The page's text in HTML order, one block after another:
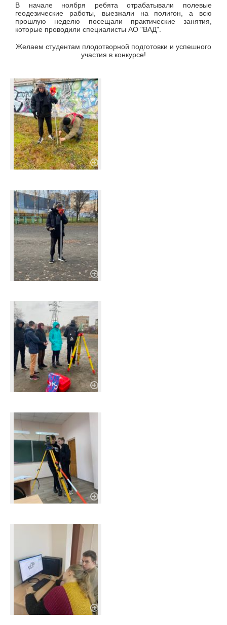
В начале ноября ребята отрабатывали полевые
геодезические работы, выезжали на полигон, а всю
прошлую неделю посещали практические занятия,
которые проводили специалисты АО "ВАД".
Желаем студентам плодотворной подготовки и успешного
участия в конкурсе!